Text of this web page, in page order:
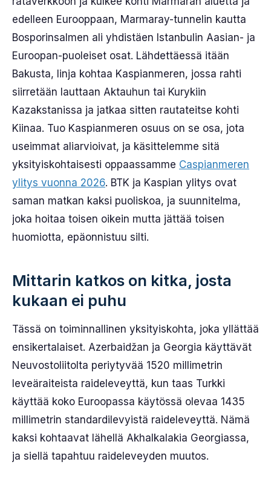
edelleen Eurooppaan, Marmaray-tunnelin kautta
Bosporinsalmen ali yhdistäen Istanbulin Aasian- ja
Euroopan-puoleiset osat. Lähdettäessä itään
Bakusta, linja kohtaa Kaspianmeren, jossa rahti
siirretään lauttaan Aktauhun tai Kurykiin
Kazakstanissa ja jatkaa sitten rautateitse kohti
Kiinaa. Tuo Kaspianmeren osuus on se osa, jota
useimmat aliarvioivat, ja käsittelemme sitä
yksityiskohtaisesti oppaassamme Caspianmeren
ylitys vuonna 2026. BTK ja Kaspian ylitys ovat
saman matkan kaksi puoliskoa, ja suunnitelma,
joka hoitaa toisen oikein mutta jättää toisen
huomiotta, epäonnistuu silti.
Mittarin katkos on kitka, josta
kukaan ei puhu
Tässä on toiminnallinen yksityiskohta, joka yllättää
ensikertalaiset. Azerbaidžan ja Georgia käyttävät
Neuvostoliitolta periytyvää 1520 millimetrin
leveäraiteista raideleveyttä, kun taas Turkki
käyttää koko Euroopassa käytössä olevaa 1435
millimetrin standardilevyistä raideleveyttä. Nämä
kaksi kohtaavat lähellä Akhalkalakia Georgiassa,
ja siellä tapahtuu raideleveyden muutos.